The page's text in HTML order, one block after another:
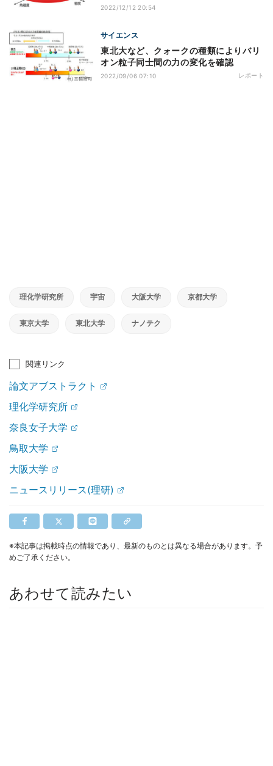
2022/12/12 20:54
サイエンス
東北大など、クォークの種類によりバリ
オン粒子同士間の力の変化を確認
2022/09/06 07:10 レポート
理化学研究所 宇宙 大阪大学 京都大学
東京大学 東北大学 ナノテク
関連リンク
論文アブストラクト
理化学研究所
奈良女子大学
鳥取大学
大阪大学
ニュースリリース(理研)
※本記事は掲載時点の情報であり、最新のものとは異なる場合があります。予
めご了承ください。
あわせて読みたい